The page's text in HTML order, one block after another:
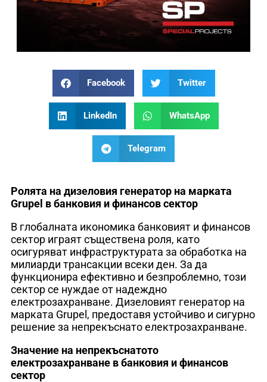
Facebook Twitter
LinkedIn WhatsApp
Telegram
Ролята на дизеловия генератор на марката
Grupel в банковия и финансов сектор
В глобалната икономика банковият и финансов
сектор играят съществена роля, като
осигуряват инфраструктурата за обработка на
милиарди трансакции всеки ден. За да
функционира ефективно и безпроблемно, този
сектор се нуждае от надеждно
електрозахранване. Дизеловият генератор на
марката Grupel, предоставя устойчиво и сигурно
решение за непрекъснато електрозахранване.
Значение на непрекъснатото
електрозахранване в банковия и финансов
сектор